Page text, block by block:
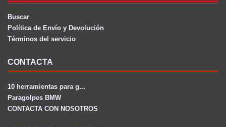
Buscar
Política de Envío y Devolución
Términos del servicio
CONTACTA
10 herramientas para g...
Paragolpes BMW
CONTACTA CON NOSOTROS